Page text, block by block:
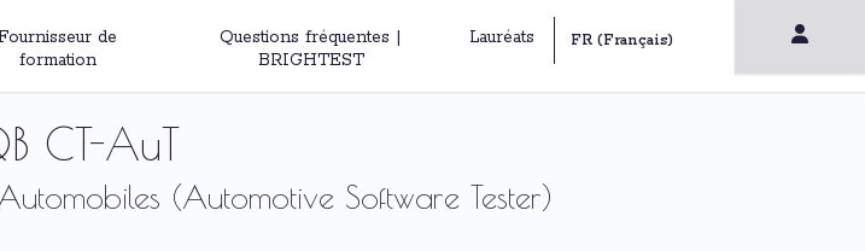
Fournisseur de
formation
Questions fréquentes |
BRIGHTEST
Lauréats
CT-AuT
(Automotive Software Tester)